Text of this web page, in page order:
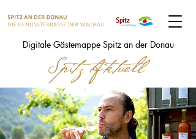
Digitale Gästemappe Spitz an der Donau